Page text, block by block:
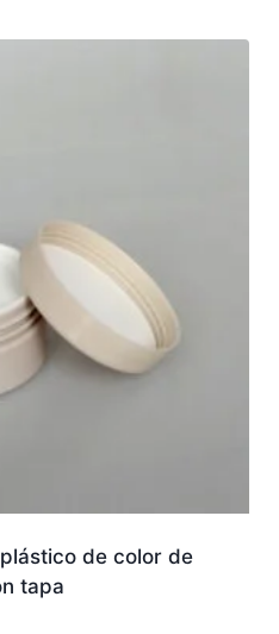
de color de
tapa